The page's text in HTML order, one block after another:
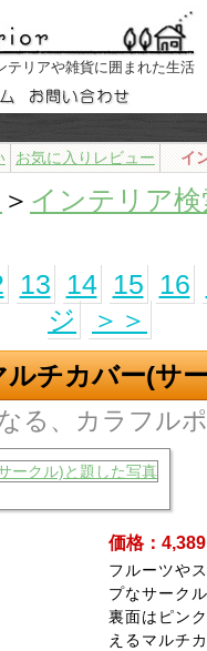
テリアや雑貨に囲まれた生活
お気に入りレビュー イ
＞ インテリア検
13 14 15 16
ジ
＞＞
チカバー(サ
る、カラフル
価格：
フルーツや
プなサーク
裏面はピン
えるマルチ